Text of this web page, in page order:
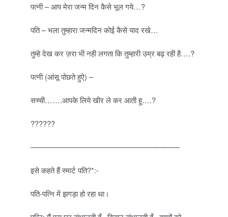
पत्नी – आप मेरा जन्म दिन कैसे भूल गये…?
पति – भला तुम्हारा जन्मदिन कोई कैसे याद रखे…
तुम्हे देख कर ज़रा भी नही लगता कि तुम्हारी उम्र बढ़ रही है….?
पत्नी (आंसू पोछते हुऐ) –
सच्ची…….आपके लिये खीर ले कर आती हू….?
??????
———————————————————–
इसे कहते हैं स्मार्ट पति?*:-
पति-पत्नि में झगड़ा हो रहा था।